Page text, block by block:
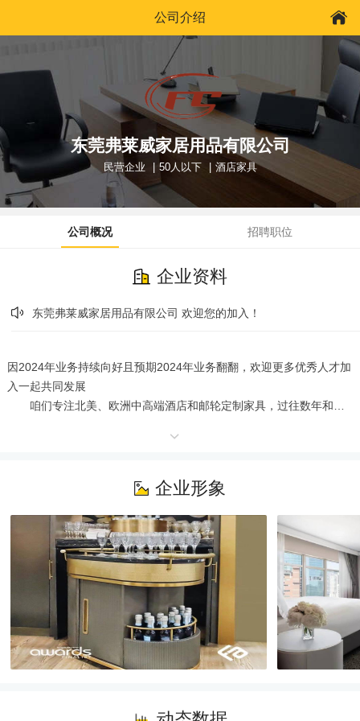
公司介绍
东莞弗莱威家居用品有限公司
民营企业 50人以下 酒店家具
公司概况 招聘职位
企业资料
东莞弗莱威家居用品有限公司 欢迎您的加入！
因2024年业务持续向好且预期2024年业务翻翻，欢迎更多优秀人才加
入一起共同发展
       咱们专注北美、欧洲中高端酒店和邮轮定制家具，过往数年和合
尖设计公司PARKER TORRENS、世界排名第一的HBA等展开了深度
       各位优秀的人才伙伴，咱们平台一直是会依照未来的业务形势，
提前储备人才，不是当下为了补缺职位而临时招聘，
所以会用心的面试选择那些真的有意向，而且积极主动、有上进心、
有团队意识的人，一起共同长期发展，
       若您不符合这些条件，建议暂时勿投简历，以免耽误您的宝贵时
间，谢谢您，祝您前程似锦：）
       咱们的薪资构成：业内有竞争力的月度薪资 + 900元食宿补贴 +
社保 + 商业保险 + 住房公积金 + 季度激励金 + 农历年度激励金 + 超额
度下来差不多有你平均月度收入的70%，农历年度激励金依职位和绩
企业形象